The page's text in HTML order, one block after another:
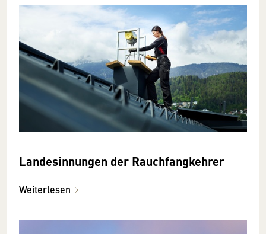
Landesinnungen der Rauchfangkehrer
Weiterlesen